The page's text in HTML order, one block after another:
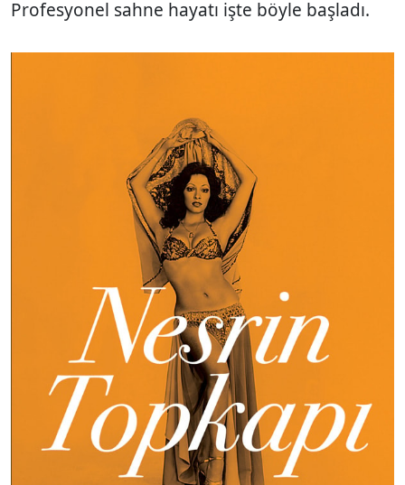
Profesyonel sahne hayatı işte böyle başladı.